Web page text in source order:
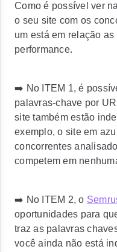
Como é possível ver
o seu site com os
um está em relação
performance.
➡️ No ITEM 1, é
palavras-chave por
site também estão
exemplo, o site em
concorrentes
competem em
➡️ No ITEM 2, o
oportunidades para
traz as palavras
você ainda não está